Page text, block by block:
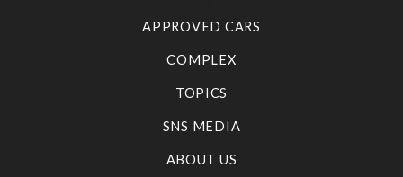
APPROVED CARS
COMPLEX
TOPICS
SNS MEDIA
ABOUT US